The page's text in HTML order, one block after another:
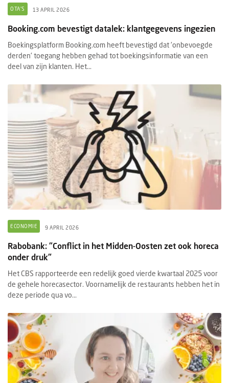
OTA'S 13 APRIL 2026
Booking.com bevestigt datalek: klantgegevens ingezien
Boekingsplatform Booking.com heeft bevestigd dat 'onbevoegde
derden' toegang hebben gehad tot boekingsinformatie van een
deel van zijn klanten. Het...
ECONOMIE 9 APRIL 2026
Rabobank: "Conflict in het Midden-Oosten zet ook horeca
onder druk"
Het CBS rapporteerde een redelijk goed vierde kwartaal 2025 voor
de gehele horecasector. Voornamelijk de restaurants hebben het in
deze periode qua vo...